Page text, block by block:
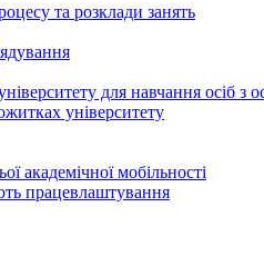
та розклади занять
для навчання осіб з
університету
академічної мобільності
працевлаштування